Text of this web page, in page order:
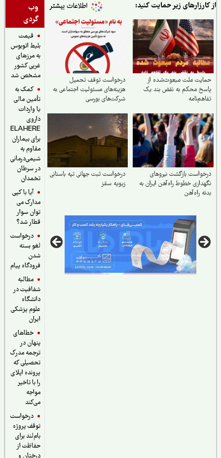
وب
گردی
قیمت
بلیط اتوبوس
به مرزهای
غربی کشور
مشخص شد
کمک به
تأمین مالی
یا واردات
ELAHERE
برای بیماران
مقاوم به
شیمی‌درمانی
در سرطان
تخمدان
آیا با کپی
مدارک می
توان سوار
قطار شد؟
درخواست
لغو بسته
فرودگاه پیام
مطالبه
شفافیت در
دانشگاه
علوم پزشکی
خطاهای
پنهان در
ترجمه مدرک
تحصیلی که
پرونده اپلای
را با تاخیر
درخواست
توقف پروژه
بام‌لند برای
حفاظت از
زیر حمایت کنید:
ملت مبعوث‌شده از
محکم به نقض بند یک
درخواست توقف تحمیل
هزینه‌های مسئولیت اجتماعی به
شرکت‌های بورسی
بازگشت نیروهای
خطوط راه‌آهن ایران به
راه‌آهن
درخواست ثبت جهانی تپه باستانی
زیویه سقز